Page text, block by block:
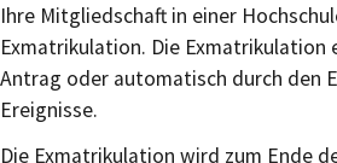
Ihre Mitgliedschaft in einer
Exmatrikulation. Die Exmatrikulation
Antrag oder automatisch durch den
Ereignisse.
Die Exmatrikulation wird zum Ende